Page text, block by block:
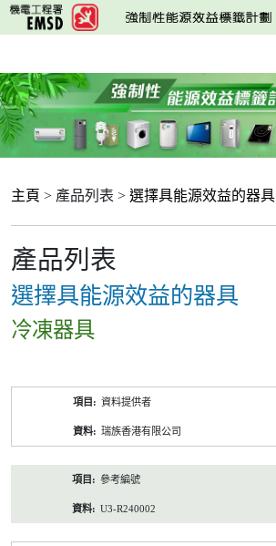
跳
至
要
內
容
主頁 > 產品列表 > 選擇具能源效益的器具
產品列表
選擇具能源效益的器具
冷凍器具
資料提供者
瑞族香港有限公司
參考編號
U3-R240002